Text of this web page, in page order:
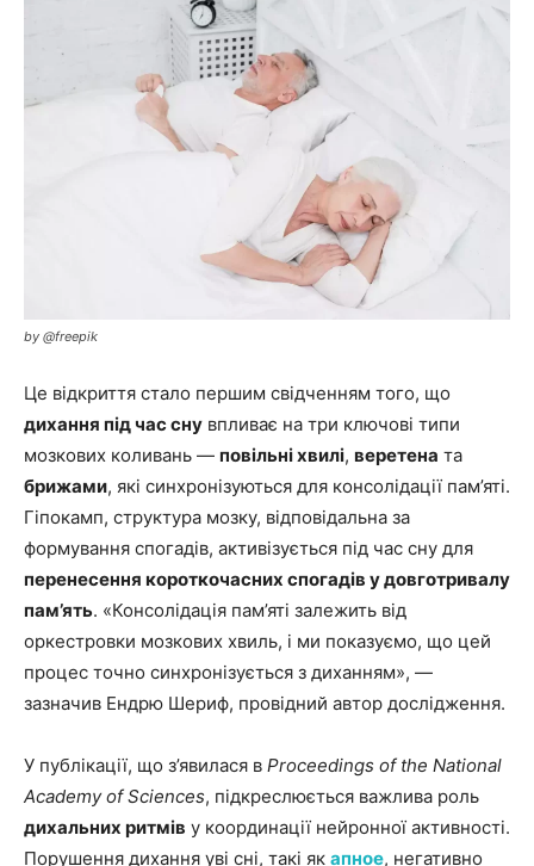
by @freepik
Це відкриття стало першим свідченням того, що
дихання під час сну впливає на три ключові типи
мозкових коливань — повільні хвилі, веретена та
брижами, які синхронізуються для консолідації пам’яті.
Гіпокамп, структура мозку, відповідальна за
формування спогадів, активізується під час сну для
перенесення короткочасних спогадів у довготривалу
пам’ять. «Консолідація пам’яті залежить від
оркестровки мозкових хвиль, і ми показуємо, що цей
процес точно синхронізується з диханням», —
зазначив Ендрю Шериф, провідний автор дослідження.
У публікації, що з’явилася в Proceedings of the National
Academy of Sciences, підкреслюється важлива роль
дихальних ритмів у координації нейронної активності.
Порушення дихання уві сні, такі як апное, негативно